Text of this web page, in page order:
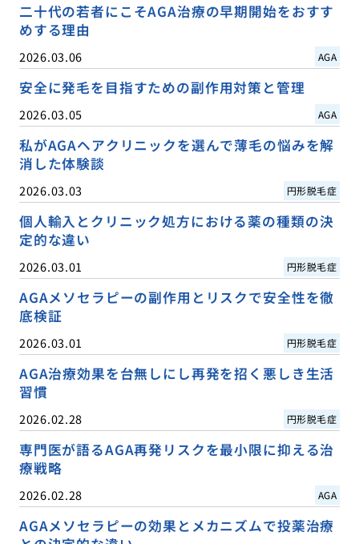
二十代の若者にこそAGA治療の早期開始をおすす
めする理由
2026.03.06 AGA
安全に発毛を目指すための副作用対策と管理
2026.03.05 AGA
私がAGAヘアクリニックを選んで薄毛の悩みを解
消した体験談
2026.03.03 円形脱毛症
個人輸入とクリニック処方における薬の種類の決
定的な違い
2026.03.01 円形脱毛症
AGAメソセラピーの副作用とリスクで安全性を徹
底検証
2026.03.01 円形脱毛症
AGA治療効果を台無しにし再発を招く悪しき生活
習慣
2026.02.28 円形脱毛症
専門医が語るAGA再発リスクを最小限に抑える治
療戦略
2026.02.28 AGA
AGAメソセラピーの効果とメカニズムで投薬治療